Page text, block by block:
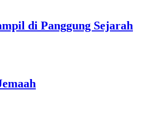
di Panggung Sejarah